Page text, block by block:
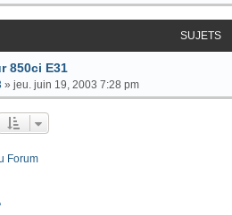
SUJETS
850ci E31
» jeu. juin 19, 2003 7:28 pm
Forum